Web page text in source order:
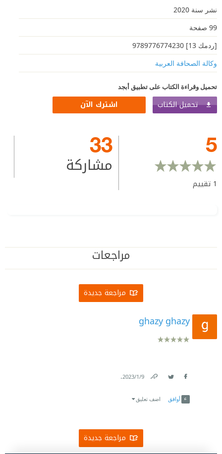
نشر سنة 2020
99 صفحة
[ردمك 13] 9789776774230
وكالة الصحافة العربية
تحميل وقراءة الكتاب على تطبيق أبجد
تحميل الكتاب اشترك الآن
5
1 تقييم
33
مشاركة
مراجعات
مراجعة جديدة
ghazy ghazy
9‏/1‏/2023
.
أوافق اضف تعليق
مراجعة جديدة